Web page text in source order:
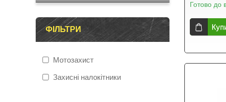
Готово до
ФІЛЬТРИ
Мотозахист
Захисні налокітники